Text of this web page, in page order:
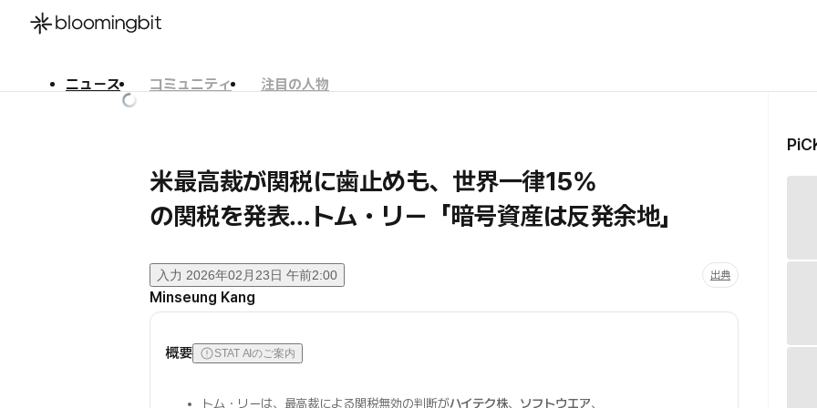
ニュース コミュニティ
注目の人物
米最高裁が関税に歯止めも、世界一律15%
の関税を発表…トム・リー「暗号資産は反発余地」
入力 2026年02月23日 午前2:00 出典
Minseung Kang
概要 STAT AIのご案内
トム・リーは、最高裁による関税無効の判断がハイテク株、 ソフトウエア、